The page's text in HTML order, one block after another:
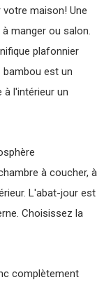
maison! Une
manger ou salon.
plafonnier
bambou est un
l'intérieur un
à coucher, à
L'abat-jour est
Choisissez la
complètement